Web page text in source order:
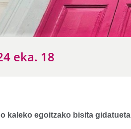
eka. 18
kaleko egoitzako bisita